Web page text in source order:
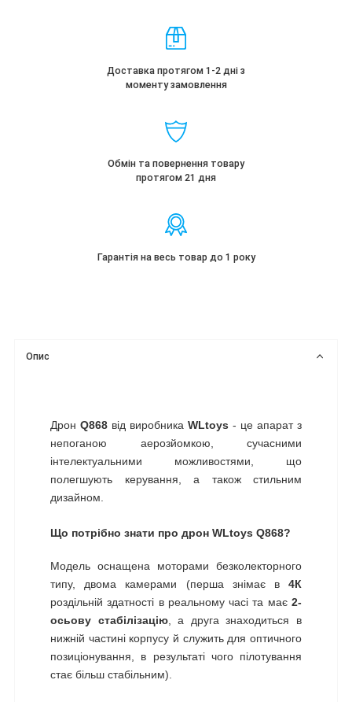
Доставка протягом 1-2 дні з
моменту замовлення
Обмін та повернення товару
протягом 21 дня
Гарантія на весь товар до 1 року
Опис
Дрон Q868 від виробника WLtoys - це апарат з
непоганою аерозйомкою, сучасними
інтелектуальними можливостями, що
полегшують керування, а також стильним
дизайном.
Що потрібно знати про дрон WLtoys Q868?
Модель оснащена моторами безколекторного
типу, двома камерами (перша знімає в 4К
роздільній здатності в реальному часі та має2-
осьову стабілізацію, а друга знаходиться в
нижній частині корпусу й служить для оптичного
позиціонування, в результаті чого пілотування
стає більш стабільним).